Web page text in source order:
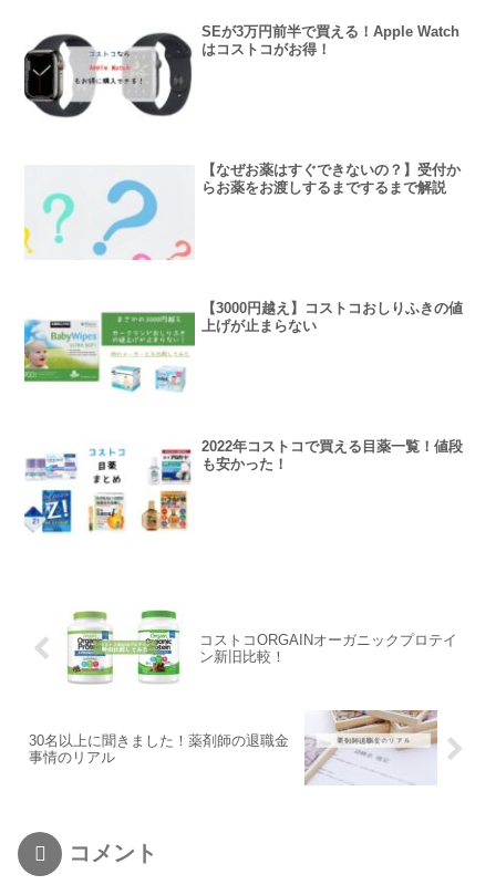
SEが3万円前半で買える！Apple Watch
はコストコがお得！
【なぜお薬はすぐできないの？】受付か
らお薬をお渡しするまでするまで解説
【3000円越え】コストコおしりふきの値
上げが止まらない
2022年コストコで買える目薬一覧！値段
も安かった！
コストコORGAINオーガニックプロテイ
ン新旧比較！
30名以上に聞きました！薬剤師の退職金
事情のリアル
コメント